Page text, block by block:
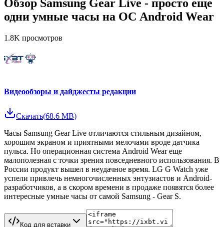
Обзор Samsung Gear Live - просто еще
одни умные часы на ОС Android Wear
1.8K просмотров
Видеообзоры и дайджесты редакции
Скачать(68.6 MB)
Часы Samsung Gear Live отличаются стильным дизайном,
хорошим экраном и приятными мелочами вроде датчика
пульса. Но операционная система Android Wear еще
малополезная с точки зрения повседневного использования. В
России продукт вышел в неудачное время. LG G Watch уже
успели привлечь немногочисленных энтузиастов и Android-
разработчиков, а в скором времени в продаже появятся более
интересные умные часы от самой Samsung - Gear S.
Код для вставки